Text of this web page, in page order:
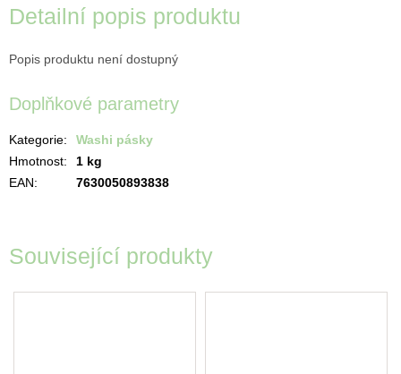
Související produkty
Detailní popis produktu
Popis produktu není dostupný
Doplňkové parametry
Kategorie:
Washi pásky
Hmotnost:
1 kg
EAN: 7630050893838